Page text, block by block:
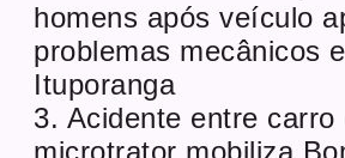
homens após veículo
problemas mecânicos
Ituporanga
3. Acidente entre carro
microtrator mobiliza